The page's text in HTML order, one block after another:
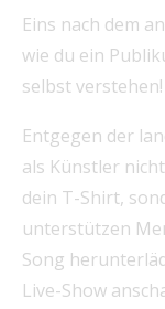
Eins nach dem
wie du ein
selbst verstehen!
Entgegen der
als Künstler
dein T-Shirt,
unterstützen
Song
Live-Show